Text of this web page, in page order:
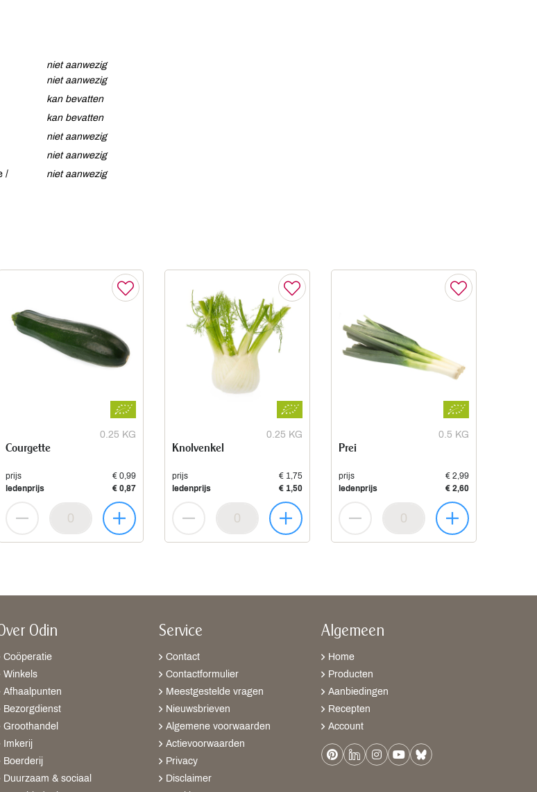
niet aanwezig
niet aanwezig
kan bevatten
kan bevatten
niet aanwezig
niet aanwezig
/
niet aanwezig
0.25 KG
Courgette
prijs
€ 0,99
ledenprijs
€ 0,87
0.25 KG
Knolvenkel
prijs
€ 1,75
ledenprijs
€ 1,50
0.5 KG
Prei
prijs
€ 2,99
ledenprijs
€ 2,60
Odin
Coöperatie
Winkels
Afhaalpunten
Bezorgdienst
Groothandel
Imkerij
Boerderij
Duurzaam & sociaal
Service
Contact
Contactformulier
Meestgestelde vragen
Nieuwsbrieven
Algemene voorwaarden
Actievoorwaarden
Privacy
Disclaimer
Algemeen
Home
Producten
Aanbiedingen
Recepten
Account